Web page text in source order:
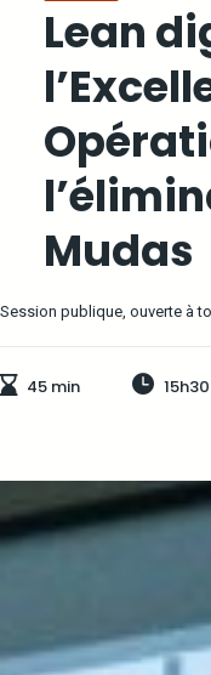
Lean
Mudas
Session publique, ouverte à
45 min 15h30